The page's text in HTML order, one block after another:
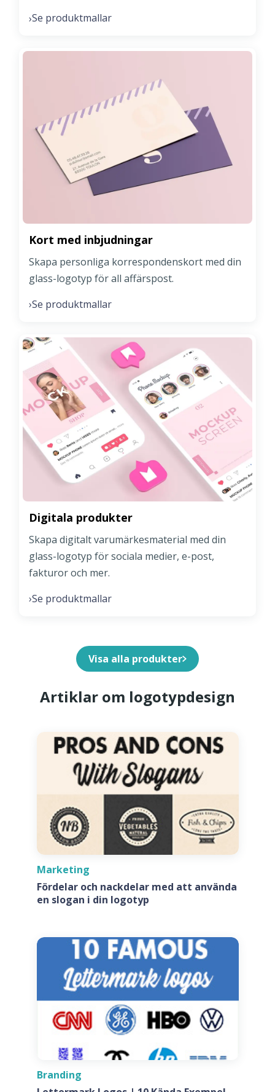
›Se produktmallar
Kort med inbjudningar
Skapa personliga korrespondenskort med din
glass-logotyp för all affärspost.
›Se produktmallar
Digitala produkter
Skapa digitalt varumärkesmaterial med din
glass-logotyp för sociala medier, e-post,
fakturor och mer.
›Se produktmallar
Visa alla produkter
Artiklar om logotypdesign
Marketing
Fördelar och nackdelar med att använda
en slogan i din logotyp
Branding